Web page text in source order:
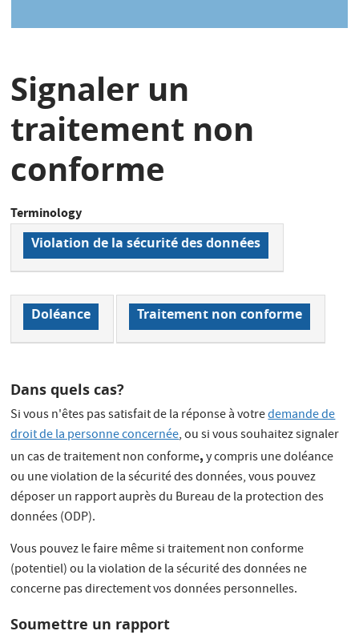
Signaler un
traitement non
conforme
Terminology
Violation de la sécurité des données
Doléance Traitement non conforme
Dans quels cas?
Si vous n'êtes pas satisfait de la réponse à votredemande de
droit de la personne concernée, ou si vous souhaitez signaler
un cas de traitement non conforme,y compris une doléance
ou une violation de la sécurité des données, vous pouvez
déposer un rapport auprès du Bureau de la protection des
données (ODP).
Vous pouvez le faire même si traitement non conforme
(potentiel) ou la violation de la sécurité des données ne
concerne pas directement vos données personnelles.
Soumettre un rapport